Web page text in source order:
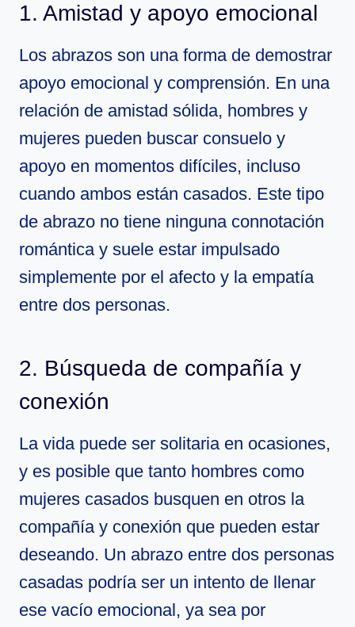
1. Amistad y apoyo emocional
Los abrazos son una forma de demostrar
apoyo emocional y comprensión. En una
relación de amistad sólida, hombres y
mujeres pueden buscar consuelo y
apoyo en momentos difíciles, incluso
cuando ambos están casados. Este tipo
de abrazo no tiene ninguna connotación
romántica y suele estar impulsado
simplemente por el afecto y la empatía
entre dos personas.
2. Búsqueda de compañía y
conexión
La vida puede ser solitaria en ocasiones,
y es posible que tanto hombres como
mujeres casados busquen en otros la
compañía y conexión que pueden estar
deseando. Un abrazo entre dos personas
casadas podría ser un intento de llenar
ese vacío emocional, ya sea por